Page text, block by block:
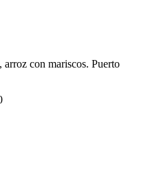
con mariscos. Puerto